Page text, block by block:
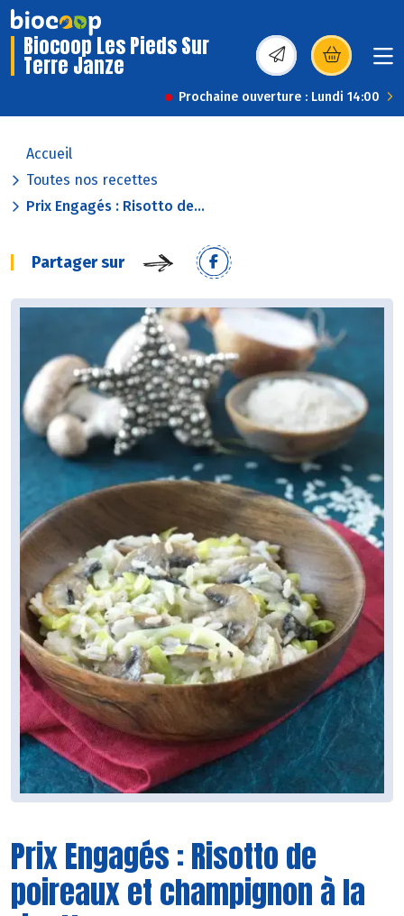
Biocoop Les Pieds Sur
Terre Janze (s’ouvre dans une
Prochaine ouverture : Lundi 14:00
Accueil
Toutes nos recettes
Prix Engagés : Risotto de...
Partager sur
Prix Engagés : Risotto de
poireaux et champignon à la